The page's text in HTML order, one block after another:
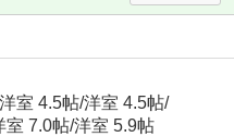
ない！賢い家探し。
っています。
』そんなお店作りを
室 4.5帖/洋室 4.5帖/
室 7.0帖/洋室 5.9帖